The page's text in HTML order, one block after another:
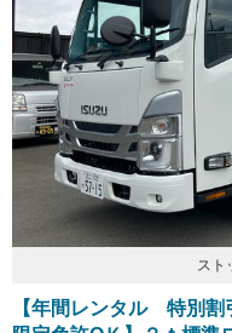
スト
【年間レンタル 特別割